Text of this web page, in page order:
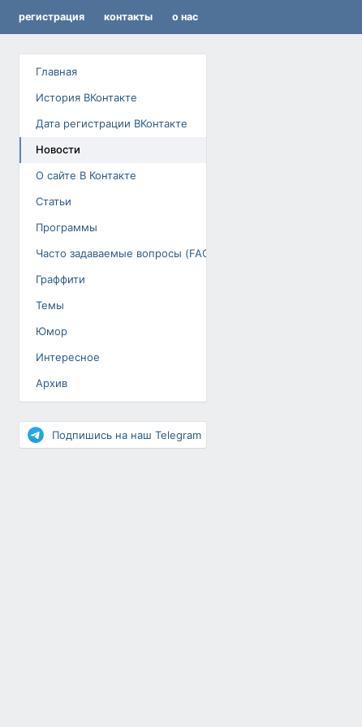
регистрация контакты о нас
Главная
История ВКонтакте
Дата регистрации ВКонтакте
Новости
О сайте В Контакте
Статьи
Программы
Часто задаваемые вопросы (FAQ)
Граффити
Темы
Юмор
Интересное
Архив
Повышение рейтинга
Подпишись на наш Telegram